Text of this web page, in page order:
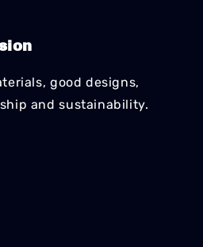
good designs,
and sustainability.